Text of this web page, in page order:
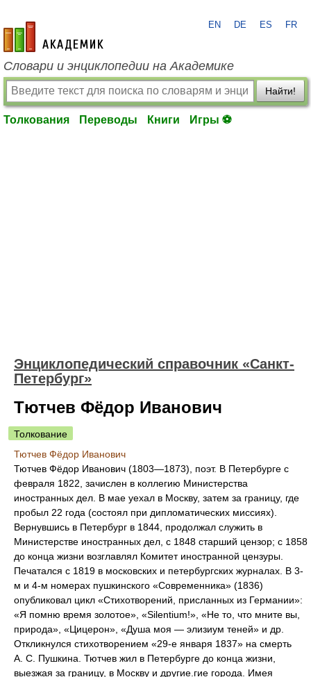
academic.ru
EN DE ES FR
Словари и энциклопедии на Академике
Найти!
Толкования Переводы Книги Игры ⚽
Энциклопедический справочник «Санкт-
Петербург»
Тютчев Фёдор Иванович
Толкование
Тютчев Фёдор Иванович
Тютчев Фёдор Иванович (1803—1873), поэт. В Петербурге с
февраля 1822, зачислен в коллегию Министерства
иностранных дел. В мае уехал в Москву, затем за границу, где
пробыл 22 года (состоял при дипломатических миссиях).
Вернувшись в Петербург в 1844, продолжал служить в
Министерстве иностранных дел, с 1848 старший цензор; с 1858
до конца жизни возглавлял Комитет иностранной цензуры.
Печатался с 1819 в московских и петербургских журналах. В 3-
м и 4-м номерах пушкинского «Современника» (1836)
опубликовал цикл «Стихотворений, присланных из Германии»:
«Я помню время золотое», «Silentium!», «He то, что мните вы,
природа», «Цицерон», «Душа моя — элизиум теней» и др.
Откликнулся стихотворением «29-е января 1837» на смерть
А. С. Пушкина. Тютчев жил в Петербурге до конца жизни,
выезжая за границу, в Москву и другие.гие города. Имея